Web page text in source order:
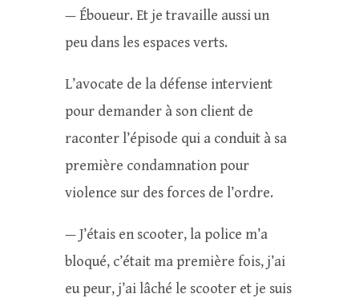
— Éboueur. Et je travaille aussi un
peu dans les espaces verts.
L’avocate de la défense intervient
pour demander à son client de
raconter l’épisode qui a conduit à sa
première condamnation pour
violence sur des forces de l’ordre.
— J’étais en scooter, la police m’a
bloqué, c’était ma première fois, j’ai
eu peur, j’ai lâché le scooter et je suis